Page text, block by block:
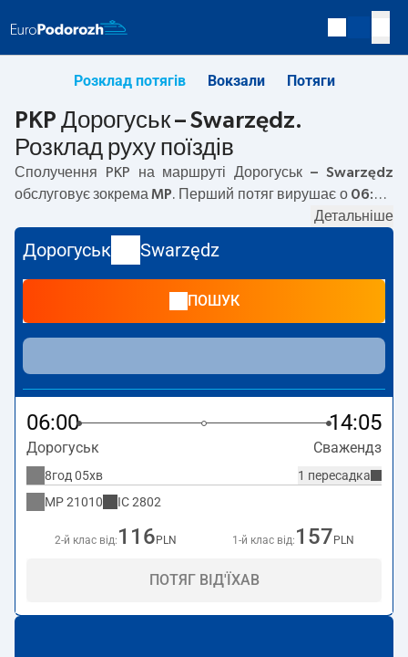
Розклад потягів Вокзали Потяги
PKP Дорогуськ – Swarzędz.
Розклад руху поїздів
Сполучення PKP на маршруті Дорогуськ – Swarzędz
обслуговує зокрема MP . Перший потяг вирушає о 06:00
Swarzędzне курсують інші потяги перевізника PKP
Intercity. Потяг завершує маршрут на станції Swarzędz.
Детальніше
Дорогуськ Swarzędz
ПОШУК
06:00 14:05
Дорогуськ Сважендз
1 пересадка
8год 05хв
MP21010 IC2802
2-й клас від: 116 PLN 1-й клас від: 157 PLN
ПОТЯГ ВІД'ЇХАВ